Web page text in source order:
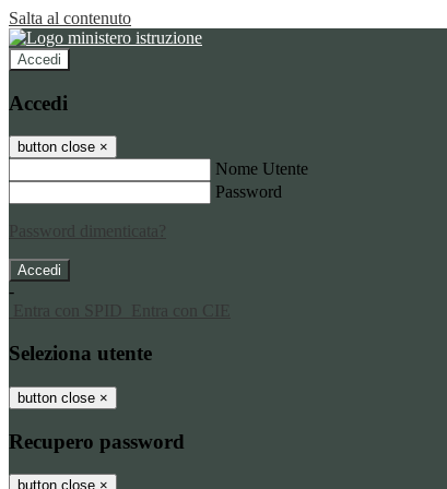
Salta al contenuto
Accedi
Accedi
button close ×
Nome Utente
Password
Password dimenticata?
-
Entra con SPID
Entra con CIE
Seleziona utente
button close ×
Recupero password
button close ×